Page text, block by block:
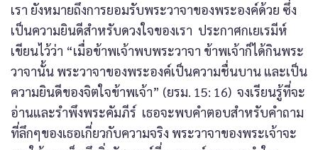
เรา ยังหมายถึงการยอมรับพระวาจาของพระองค์ด้วย ซึ่ง
เป็นความยินดีสำหรับดวงใจของเรา ประกาศกเยเรมีห์
เขียนไว้ว่า “เมื่อข้าพเจ้าพบพระวาจา ข้าพเจ้าก็ได้กินพระ
วาจานั้น พระวาจาของพระองค์เป็นความชื่นบาน และเป็น
ความยินดีของจิตใจข้าพเจ้า” (ยรม. 15: 16) จงเรียนรู้ที่จะ
อ่านและรำพึงพระคัมภีร์ เธอจะพบคำตอบสำหรับคำถาม
ที่ลึกๆของเธอเกี่ยวกับความจริง พระวาจาของพระเจ้าจะ